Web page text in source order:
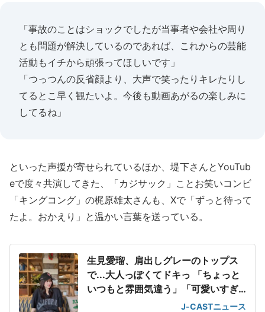
「事故のことはショックでしたが当事者や会社や周り
とも問題が解決しているのであれば、これからの芸能
活動もイチから頑張ってほしいです」
「つっつんの反省顔より、大声で笑ったりキレたりし
てるとこ早く観たいよ。今後も動画あがるの楽しみに
してるね」
といった声援が寄せられているほか、堤下さんとYouTub
eで度々共演してきた、「カジサック」ことお笑いコンビ
「キングコング」の梶原雄太さんも、Xで「ずっと待って
たよ。おかえり」と温かい言葉を送っている。
生見愛瑠、肩出しグレーのトップス
で...大人っぽくてドキっ 「ちょっと
いつもと雰囲気違う」「可愛いすぎ
J-CASTニュース